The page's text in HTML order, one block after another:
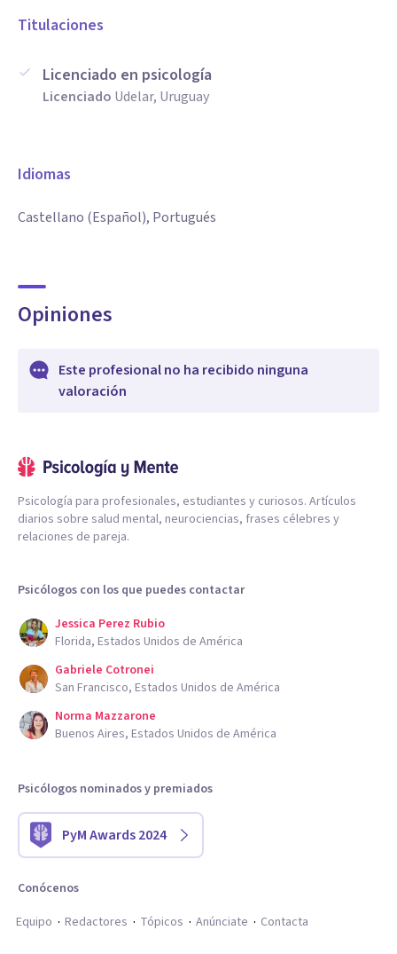
Titulaciones
Licenciado en psicología
Licenciado Udelar, Uruguay
Idiomas
Castellano (Español), Portugués
Opiniones
Este profesional no ha recibido ninguna
valoración
Psicología para profesionales, estudiantes y curiosos. Artículos
diarios sobre salud mental, neurociencias, frases célebres y
relaciones de pareja.
Psicólogos con los que puedes contactar
Jessica Perez Rubio
Florida, Estados Unidos de América
Gabriele Cotronei
San Francisco, Estados Unidos de América
Norma Mazzarone
Buenos Aires, Estados Unidos de América
Psicólogos nominados y premiados
PyM Awards 2024
Conócenos
Equipo
Redactores Tópicos Anúnciate Contacta